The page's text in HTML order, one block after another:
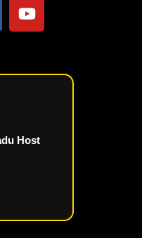
Host